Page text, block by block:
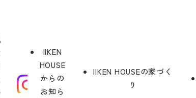
IIKEN
HOUSE
からの
お知ら
IIKEN HOUSEの家づく
り